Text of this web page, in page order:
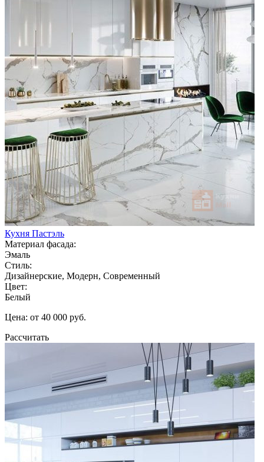
Кухня Пастэль
Материал фасада:
Эмаль
Стиль:
Дизайнерские, Модерн, Современный
Цвет:
Белый
Цена: от 40 000 руб.
Рассчитать